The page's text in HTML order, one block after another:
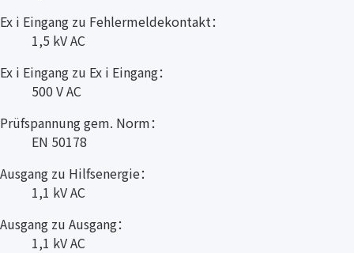
Ex i Eingang zu Fehlermeldekontakt：
1,5 kV AC
Ex i Eingang zu Ex i Eingang：
500 V AC
Prüfspannung gem. Norm：
EN 50178
Ausgang zu Hilfsenergie：
1,1 kV AC
Ausgang zu Ausgang：
1,1 kV AC